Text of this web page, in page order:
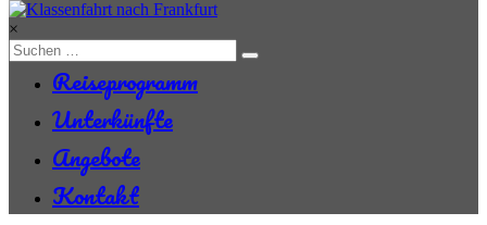
Zum
Inhalt
springen
×
Reiseprogramm
Unterkünfte
Angebote
Kontakt